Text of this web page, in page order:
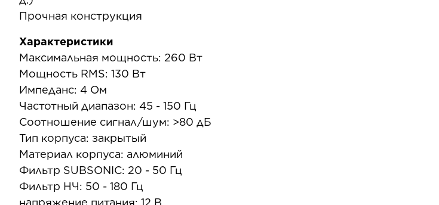
Прочная конструкция
Характеристики
Максимальная мощность: 260 Вт
Мощность RMS: 130 Вт
Импеданс: 4 Ом
Частотный диапазон: 45 - 150 Гц
Соотношение сигнал/шум: >80 дБ
Тип корпуса: закрытый
Материал корпуса: алюминий
Фильтр SUBSONIC: 20 - 50 Гц
Фильтр НЧ: 50 - 180 Гц
напряжение питания: 12 В